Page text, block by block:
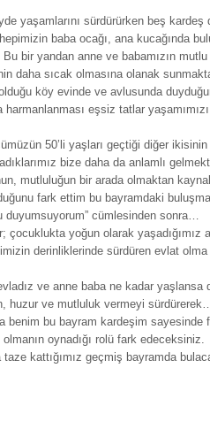
yaşamlarını sürdürürken beş kardeş
baba ocağı, ana kucağında
bir yandan anne ve babamızın mutlu
daha sıcak olmasına olanak
köy evinde ve avlusunda
eşsiz tatlar
50’li yaşları geçtiği diğer
bize daha da anlamlı
mutluluğun bir arada olmaktan
fark ettim bu bayramdaki
duyumsuyorum” cümlesinden sonra…
yoğun olarak yaşadığımız
derinliklerinde sürdüren evlat
ve anne baba ne kadar yaşlansa
huzur ve mutluluk vermeyi
benim bu bayram kardeşim sayesinde
oynadığı rolü fark edeceksiniz.
kattığımız geçmiş bayramda